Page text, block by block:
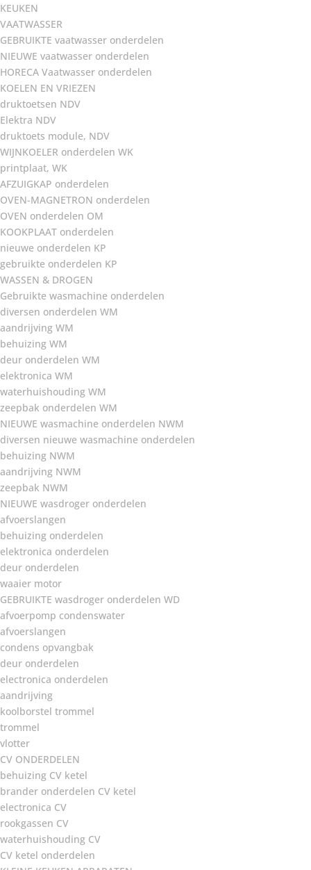
KEUKEN
VAATWASSER
GEBRUIKTE vaatwasser onderdelen
NIEUWE vaatwasser onderdelen
HORECA Vaatwasser onderdelen
KOELEN EN VRIEZEN
druktoetsen NDV
Elektra NDV
druktoets module, NDV
WIJNKOELER onderdelen WK
printplaat, WK
AFZUIGKAP onderdelen
OVEN-MAGNETRON onderdelen
OVEN onderdelen OM
KOOKPLAAT onderdelen
nieuwe onderdelen KP
gebruikte onderdelen KP
WASSEN & DROGEN
Gebruikte wasmachine onderdelen
diversen onderdelen WM
aandrijving WM
behuizing WM
deur onderdelen WM
elektronica WM
waterhuishouding WM
zeepbak onderdelen WM
NIEUWE wasmachine onderdelen NWM
diversen nieuwe wasmachine onderdelen
behuizing NWM
aandrijving NWM
zeepbak NWM
NIEUWE wasdroger onderdelen
afvoerslangen
behuizing onderdelen
elektronica onderdelen
deur onderdelen
waaier motor
GEBRUIKTE wasdroger onderdelen WD
afvoerpomp condenswater
afvoerslangen
condens opvangbak
deur onderdelen
electronica onderdelen
aandrijving
koolborstel trommel
trommel
vlotter
CV ONDERDELEN
behuizing CV ketel
brander onderdelen CV ketel
electronica CV
rookgassen CV
waterhuishouding CV
CV ketel onderdelen